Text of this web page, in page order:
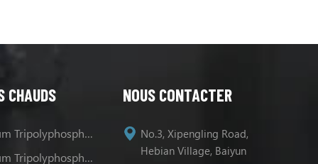
CHAUDS
Sodium Tripolyphosphate
Sodium Tripolyphosphate Les Usages
NOUS CONTACTER
No.3, Xipengling Road,
Hebian Village, Baiyun